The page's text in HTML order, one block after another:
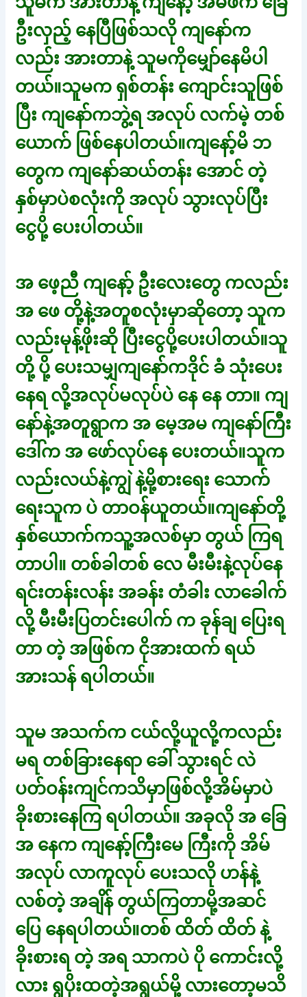
ဦးလှည့် နေပြီဖြစ်သလို ကျနော်က
လည်း အားတာနဲ့ သူမကိုမျှော်နေမိပါ
တယ်။သူမက ရှစ်တန်း ကျောင်းသူဖြစ်
ပြီး ကျနော်ကဘွဲ့ရ အလုပ် လက်မဲ့ တစ်
ယောက် ဖြစ်နေပါတယ်။ကျနော့်မိ ဘ
တွေက ကျနော်ဆယ်တန်း အောင် တဲ့
နှစ်မှာပဲစလုံးကို အလုပ် သွားလုပ်ပြီး
ငွေပို့ ပေးပါတယ်။
အ ဖေ့ညီ ကျနော့် ဦးလေးတွေ ကလည်း
အ ဖေ တို့နဲ့အတူစလုံးမှာဆိုတော့ သူက
လည်းမုန့်ဖိုးဆို ပြီးငွေပို့ပေးပါတယ်။သူ
တို့ ပို့ ပေးသမျှကျနော်ကဒိုင် ခံ သုံးပေး
နေရ လို့အလုပ်မလုပ်ပဲ နေ နေ တာ။ ကျ
နော်နဲ့အတူရွာက အ မေ့အမ ကျနော်ကြီး
ဒေါ်က အ ဖော်လုပ်နေ ပေးတယ်။သူက
လည်းလယ်နဲ့ကျွဲ နဲ့မို့စားရေး သောက်
ရေးသူက ပဲ တာဝန်ယူတယ်။ကျနော်တို့
နှစ်ယောက်ကသူ့အလစ်မှာ တွယ် ကြရ
တာပါ။ တစ်ခါတစ် လေ မီးမီးနဲ့လုပ်နေ
ရင်းတန်းလန်း အခန်း တံခါး လာခေါက်
လို့ မီးမီးပြတင်းပေါက် က ခုန်ချ ပြေးရ
တာ တဲ့ အဖြစ်က ငိုအားထက် ရယ်
အားသန် ရပါတယ်။
သူမ အသက်က ငယ်လို့ယူလို့ကလည်း
မရ တစ်ခြားနေရာ ခေါ် သွားရင် လဲ
ပတ်ဝန်းကျင်ကသိမှာဖြစ်လို့အိမ်မှာပဲ
ခိုးစားနေကြ ရပါတယ်။ အခုလို အ ခြေ
အ နေက ကျနော့်ကြီးမေ ကြီးကို အိမ်
အလုပ် လာကူလုပ် ပေးသလို ဟန်နဲ့
လစ်တဲ့ အချိန် တွယ်ကြတာမို့အဆင်
ပြေ နေရပါတယ်။တစ် ထိတ် ထိတ် နဲ့
ခိုးစားရ တဲ့ အရ သာကပဲ ပို ကောင်းလို့
လား ရွပိုးထတဲ့အရွယ်မို့ လားတော့မသိ